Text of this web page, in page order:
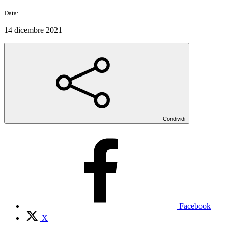
Data:
14 dicembre 2021
Condividi
Facebook
X